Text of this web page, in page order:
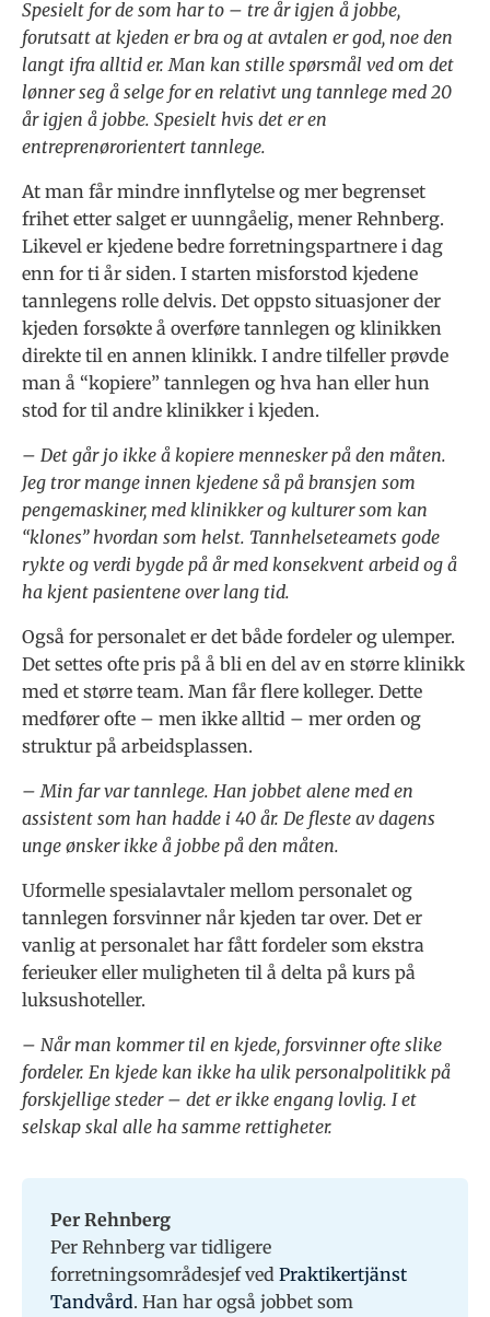
Spesielt for de som har to – tre år igjen å jobbe,
forutsatt at kjeden er bra og at avtalen er god, noe den
langt ifra alltid er. Man kan stille spørsmål ved om det
lønner seg å selge for en relativt ung tannlege med 20
år igjen å jobbe. Spesielt hvis det er en
entreprenørorientert tannlege.
At man får mindre innflytelse og mer begrenset
frihet etter salget er uunngåelig, mener Rehnberg.
Likevel er kjedene bedre forretningspartnere i dag
enn for ti år siden. I starten misforstod kjedene
tannlegens rolle delvis. Det oppsto situasjoner der
kjeden forsøkte å overføre tannlegen og klinikken
direkte til en annen klinikk. I andre tilfeller prøvde
man å “kopiere” tannlegen og hva han eller hun
stod for til andre klinikker i kjeden.
– Det går jo ikke å kopiere mennesker på den måten.
Jeg tror mange innen kjedene så på bransjen som
pengemaskiner, med klinikker og kulturer som kan
“klones” hvordan som helst. Tannhelseteamets gode
rykte og verdi bygde på år med konsekvent arbeid og å
ha kjent pasientene over lang tid.
Også for personalet er det både fordeler og ulemper.
Det settes ofte pris på å bli en del av en større klinikk
med et større team. Man får flere kolleger. Dette
medfører ofte – men ikke alltid – mer orden og
struktur på arbeidsplassen.
– Min far var tannlege. Han jobbet alene med en
assistent som han hadde i 40 år. De fleste av dagens
unge ønsker ikke å jobbe på den måten.
Uformelle spesialavtaler mellom personalet og
tannlegen forsvinner når kjeden tar over. Det er
vanlig at personalet har fått fordeler som ekstra
ferieuker eller muligheten til å delta på kurs på
luksushoteller.
– Når man kommer til en kjede, forsvinner ofte slike
fordeler. En kjede kan ikke ha ulik personalpolitikk på
forskjellige steder – det er ikke engang lovlig. I et
selskap skal alle ha samme rettigheter.
Per Rehnberg
Per Rehnberg var tidligere
forretningsområdesjef ved Praktikertjänst
Tandvård. Han har også jobbet som